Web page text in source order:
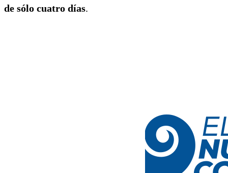
de sólo cuatro días.